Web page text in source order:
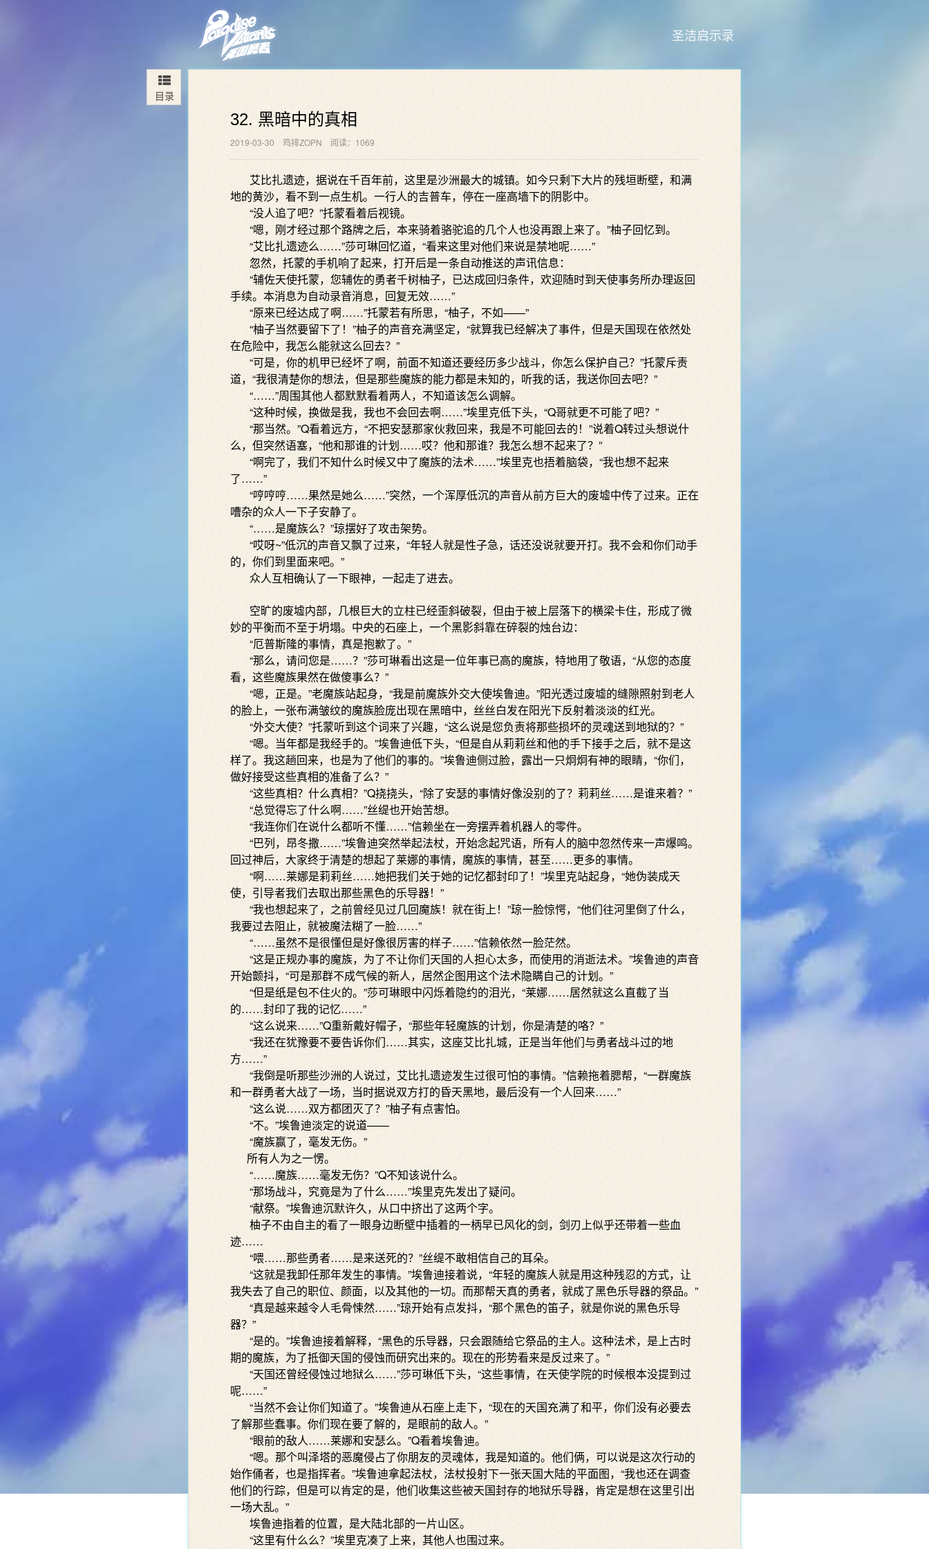
圣洁启示录
32. 黑暗中的真相
2019-03-30 鸡排ZOPN 阅读：1069
艾比扎遗迹，据说在千百年前，这里是沙洲最大的城镇。如今只剩下大片的残垣断壁，和满
地的黄沙，看不到一点生机。一行人的吉普车，停在一座高墙下的阴影中。
“没人追了吧？”托蒙看着后视镜。
“嗯，刚才经过那个路牌之后，本来骑着骆驼追的几个人也没再跟上来了。”柚子回忆到。
“艾比扎遗迹么……”莎可琳回忆道，“看来这里对他们来说是禁地呢……”
忽然，托蒙的手机响了起来，打开后是一条自动推送的声讯信息：
“辅佐天使托蒙，您辅佐的勇者千树柚子，已达成回归条件，欢迎随时到天使事务所办理返回
手续。本消息为自动录音消息，回复无效……”
“原来已经达成了啊……”托蒙若有所思，“柚子，不如——”
“柚子当然要留下了！”柚子的声音充满坚定，“就算我已经解决了事件，但是天国现在依然处
在危险中，我怎么能就这么回去？”
“可是，你的机甲已经坏了啊，前面不知道还要经历多少战斗，你怎么保护自己？”托蒙斥责
道，“我很清楚你的想法，但是那些魔族的能力都是未知的，听我的话，我送你回去吧？”
“……”周围其他人都默默看着两人，不知道该怎么调解。
“这种时候，换做是我，我也不会回去啊……”埃里克低下头，“Q哥就更不可能了吧？”
“那当然。”Q看着远方，“不把安瑟那家伙救回来，我是不可能回去的！”说着Q转过头想说什
么，但突然语塞，“他和那谁的计划……哎？他和那谁？我怎么想不起来了？”
“啊完了，我们不知什么时候又中了魔族的法术……”埃里克也捂着脑袋，“我也想不起来
了……”
“哼哼哼……果然是她么……”突然，一个浑厚低沉的声音从前方巨大的废墟中传了过来。正在
嘈杂的众人一下子安静了。
“……是魔族么？”琼摆好了攻击架势。
“哎呀~”低沉的声音又飘了过来，“年轻人就是性子急，话还没说就要开打。我不会和你们动手
的，你们到里面来吧。”
众人互相确认了一下眼神，一起走了进去。
空旷的废墟内部，几根巨大的立柱已经歪斜破裂，但由于被上层落下的横梁卡住，形成了微
妙的平衡而不至于坍塌。中央的石座上，一个黑影斜靠在碎裂的烛台边：
“厄普斯隆的事情，真是抱歉了。”
“那么，请问您是……？”莎可琳看出这是一位年事已高的魔族，特地用了敬语，“从您的态度
看，这些魔族果然在做傻事么？”
“嗯，正是。”老魔族站起身，“我是前魔族外交大使埃鲁迪。”阳光透过废墟的缝隙照射到老人
的脸上，一张布满皱纹的魔族脸庞出现在黑暗中，丝丝白发在阳光下反射着淡淡的红光。
“外交大使？”托蒙听到这个词来了兴趣，“这么说是您负责将那些损坏的灵魂送到地狱的？”
“嗯。当年都是我经手的。”埃鲁迪低下头，“但是自从莉莉丝和他的手下接手之后，就不是这
样了。我这趟回来，也是为了他们的事的。”埃鲁迪侧过脸，露出一只炯炯有神的眼睛，“你们，
做好接受这些真相的准备了么？”
“这些真相？什么真相？”Q挠挠头，“除了安瑟的事情好像没别的了？莉莉丝……是谁来着？”
“总觉得忘了什么啊……”丝缇也开始苦想。
“我连你们在说什么都听不懂……”信赖坐在一旁摆弄着机器人的零件。
“巴列，昂冬撒……”埃鲁迪突然举起法杖，开始念起咒语，所有人的脑中忽然传来一声爆鸣。
回过神后，大家终于清楚的想起了莱娜的事情，魔族的事情，甚至……更多的事情。
“啊……莱娜是莉莉丝……她把我们关于她的记忆都封印了！”埃里克站起身，“她伪装成天
使，引导者我们去取出那些黑色的乐导器！”
“我也想起来了，之前曾经见过几回魔族！就在街上！”琼一脸惊愕，“他们往河里倒了什么，
我要过去阻止，就被魔法糊了一脸……”
“……虽然不是很懂但是好像很厉害的样子……”信赖依然一脸茫然。
“这是正规办事的魔族，为了不让你们天国的人担心太多，而使用的消逝法术。”埃鲁迪的声音
开始颤抖，“可是那群不成气候的新人，居然企图用这个法术隐瞒自己的计划。”
“但是纸是包不住火的。”莎可琳眼中闪烁着隐约的泪光，“莱娜……居然就这么直截了当
的……封印了我的记忆……”
“这么说来……”Q重新戴好帽子，“那些年轻魔族的计划，你是清楚的咯？”
“我还在犹豫要不要告诉你们……其实，这座艾比扎城，正是当年他们与勇者战斗过的地
方……”
“我倒是听那些沙洲的人说过，艾比扎遗迹发生过很可怕的事情。”信赖拖着腮帮，“一群魔族
和一群勇者大战了一场，当时据说双方打的昏天黑地，最后没有一个人回来……”
“这么说……双方都团灭了？”柚子有点害怕。
“不。”埃鲁迪淡定的说道——
“魔族赢了，毫发无伤。”
所有人为之一愣。
“……魔族……毫发无伤？”Q不知该说什么。
“那场战斗，究竟是为了什么……”埃里克先发出了疑问。
“献祭。”埃鲁迪沉默许久，从口中挤出了这两个字。
柚子不由自主的看了一眼身边断壁中插着的一柄早已风化的剑，剑刃上似乎还带着一些血
迹……
“喂……那些勇者……是来送死的？”丝缇不敢相信自己的耳朵。
“这就是我卸任那年发生的事情。”埃鲁迪接着说，“年轻的魔族人就是用这种残忍的方式，让
我失去了自己的职位、颜面，以及其他的一切。而那帮天真的勇者，就成了黑色乐导器的祭品。”
“真是越来越令人毛骨悚然……”琼开始有点发抖，“那个黑色的笛子，就是你说的黑色乐导
器？”
“是的。”埃鲁迪接着解释，“黑色的乐导器，只会跟随给它祭品的主人。这种法术，是上古时
期的魔族，为了抵御天国的侵蚀而研究出来的。现在的形势看来是反过来了。”
“天国还曾经侵蚀过地狱么……”莎可琳低下头，“这些事情，在天使学院的时候根本没提到过
呢……”
“当然不会让你们知道了。”埃鲁迪从石座上走下，“现在的天国充满了和平，你们没有必要去
了解那些蠢事。你们现在要了解的，是眼前的敌人。”
“眼前的敌人……莱娜和安瑟么。”Q看着埃鲁迪。
“嗯。那个叫泽塔的恶魔侵占了你朋友的灵魂体，我是知道的。他们俩，可以说是这次行动的
始作俑者，也是指挥者。”埃鲁迪拿起法杖，法杖投射下一张天国大陆的平面图，“我也还在调查
他们的行踪，但是可以肯定的是，他们收集这些被天国封存的地狱乐导器，肯定是想在这里引出
一场大乱。”
埃鲁迪指着的位置，是大陆北部的一片山区。
“这里有什么么？”埃里克凑了上来，其他人也围过来。
目录